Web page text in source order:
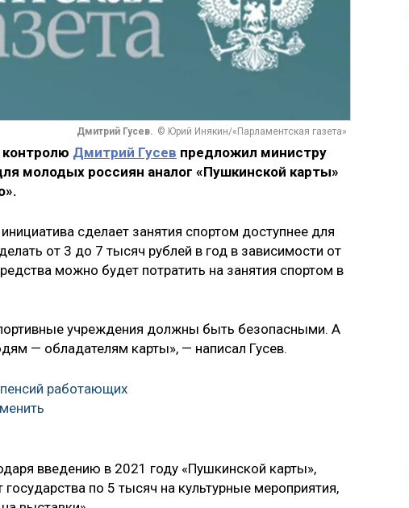
Дмитрий Гусев. © Юрий Инякин/«Парламентская газета»
Дмитрий Гусев предложил министру
молодых россиян аналог «Пушкинской карты»
сделает занятия спортом доступнее для
от 3 до 7 тысяч рублей в год в зависимости от
можно будет потратить на занятия спортом в
учреждения должны быть безопасными. А
— обладателям карты», — написал Гусев.
работающих
введению в 2021 году «Пушкинской карты»,
по 5 тысяч на культурные мероприятия,